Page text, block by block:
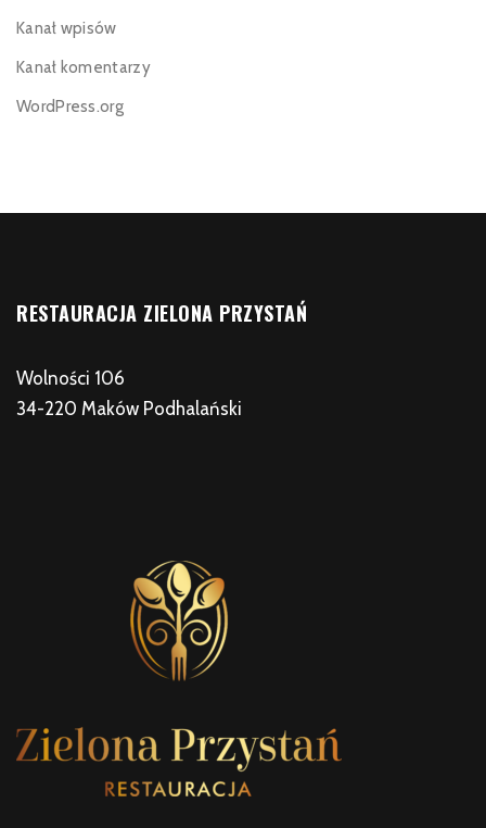
Kanał wpisów
Kanał komentarzy
WordPress.org
RESTAURACJA ZIELONA PRZYSTAŃ
Wolności 106
34-220 Maków Podhalański